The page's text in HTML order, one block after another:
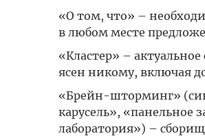
«О том, что» –
в любом месте
«Кластер» – актуальное
ясен никому, включая
«Брейн-шторминг»
карусель», «панельное
лаборатория») –